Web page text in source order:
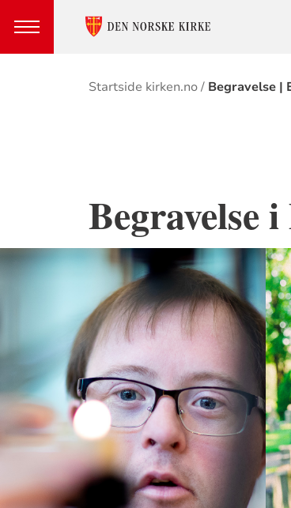
Brødsmulesti
Startside kirken.no Begravelse |
Begravelse